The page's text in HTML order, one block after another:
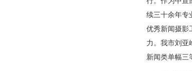
续三十余年专
优秀新闻摄影
力。我市刘亚
新闻类单幅三